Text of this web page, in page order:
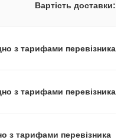
Вартість доставки:
з тарифами перевізника
з тарифами перевізника
з тарифами перевізника